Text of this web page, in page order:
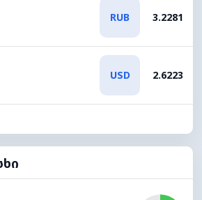
RUB 3.2281
USD 2.6223